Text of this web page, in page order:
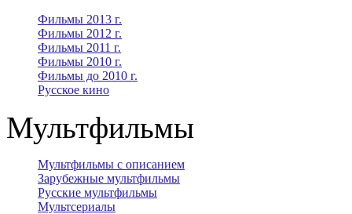
Фильмы 2013 г.
Фильмы 2012 г.
Фильмы 2011 г.
Фильмы 2010 г.
Фильмы до 2010 г.
Русское кино
Мультфильмы
Мультфильмы с описанием
Зарубежные мультфильмы
Русские мультфильмы
Мультсериалы